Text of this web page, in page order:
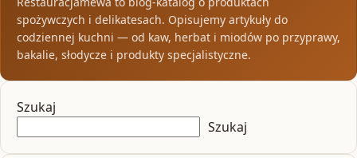
spożywczych i delikatesach. Opisujemy artykuły do
codziennej kuchni — od kaw, herbat i miodów po przyprawy,
bakalie, słodycze i produkty specjalistyczne.
Szukaj
Szukaj